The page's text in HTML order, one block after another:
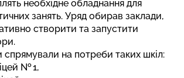
необхідне обладнання для
занять. Уряд обирав заклади,
створити та запустити
спрямували на потреби таких шкіл:
№ 1,